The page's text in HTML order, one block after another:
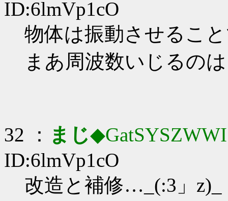
ID:6lmVp1cO
物体は振動させるこ
まあ周波数いじるの
32 ： まじ◆GatSYSZWWI
ID:6lmVp1cO
改造と補修…_(:3」z)_